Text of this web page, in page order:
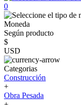
0
Moneda
Según producto
$
USD
Categorias
Construcción
+
Obra Pesada